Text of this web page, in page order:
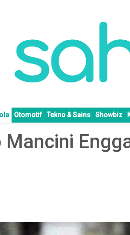
Otomotif Tekno & Sains Showbiz
Mancini